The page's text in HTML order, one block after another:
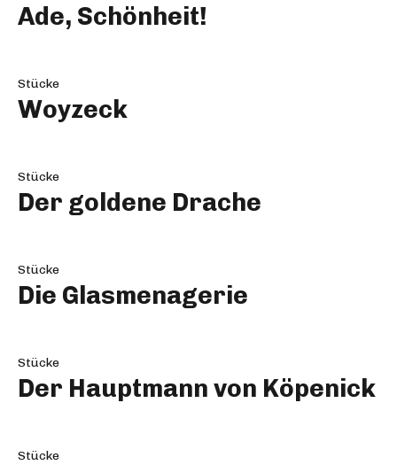
Ade, Schönheit!
Stücke
Woyzeck
Stücke
Der goldene Drache
Stücke
Die Glasmenagerie
Stücke
Der Hauptmann von Köpenick
Stücke